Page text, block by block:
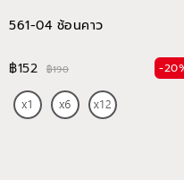
561-04 ช้อนคาว
฿152 ฿190 -